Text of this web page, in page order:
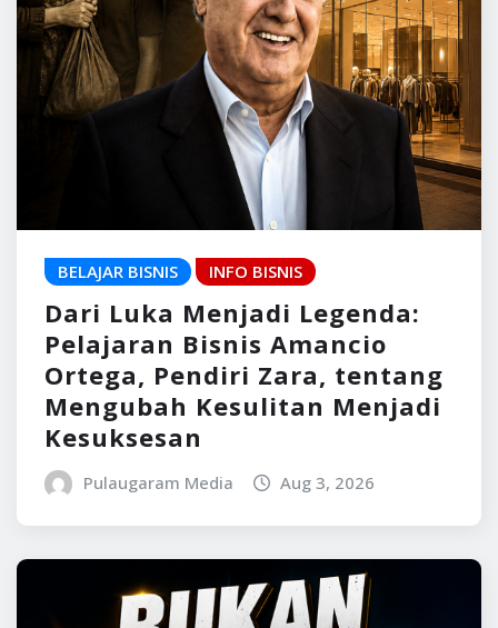
BELAJAR BISNIS INFO BISNIS
Dari Luka Menjadi Legenda:
Pelajaran Bisnis Amancio
Ortega, Pendiri Zara, tentang
Mengubah Kesulitan Menjadi
Kesuksesan
Pulaugaram Media Aug 3, 2026